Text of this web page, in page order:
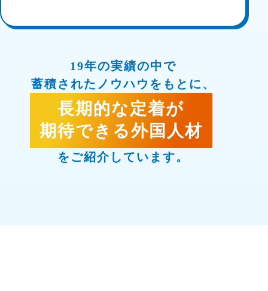
19年の実績の中で
蓄積されたノウハウをもとに、
長期的な定着が
期待できる外国人材
をご紹介しています。